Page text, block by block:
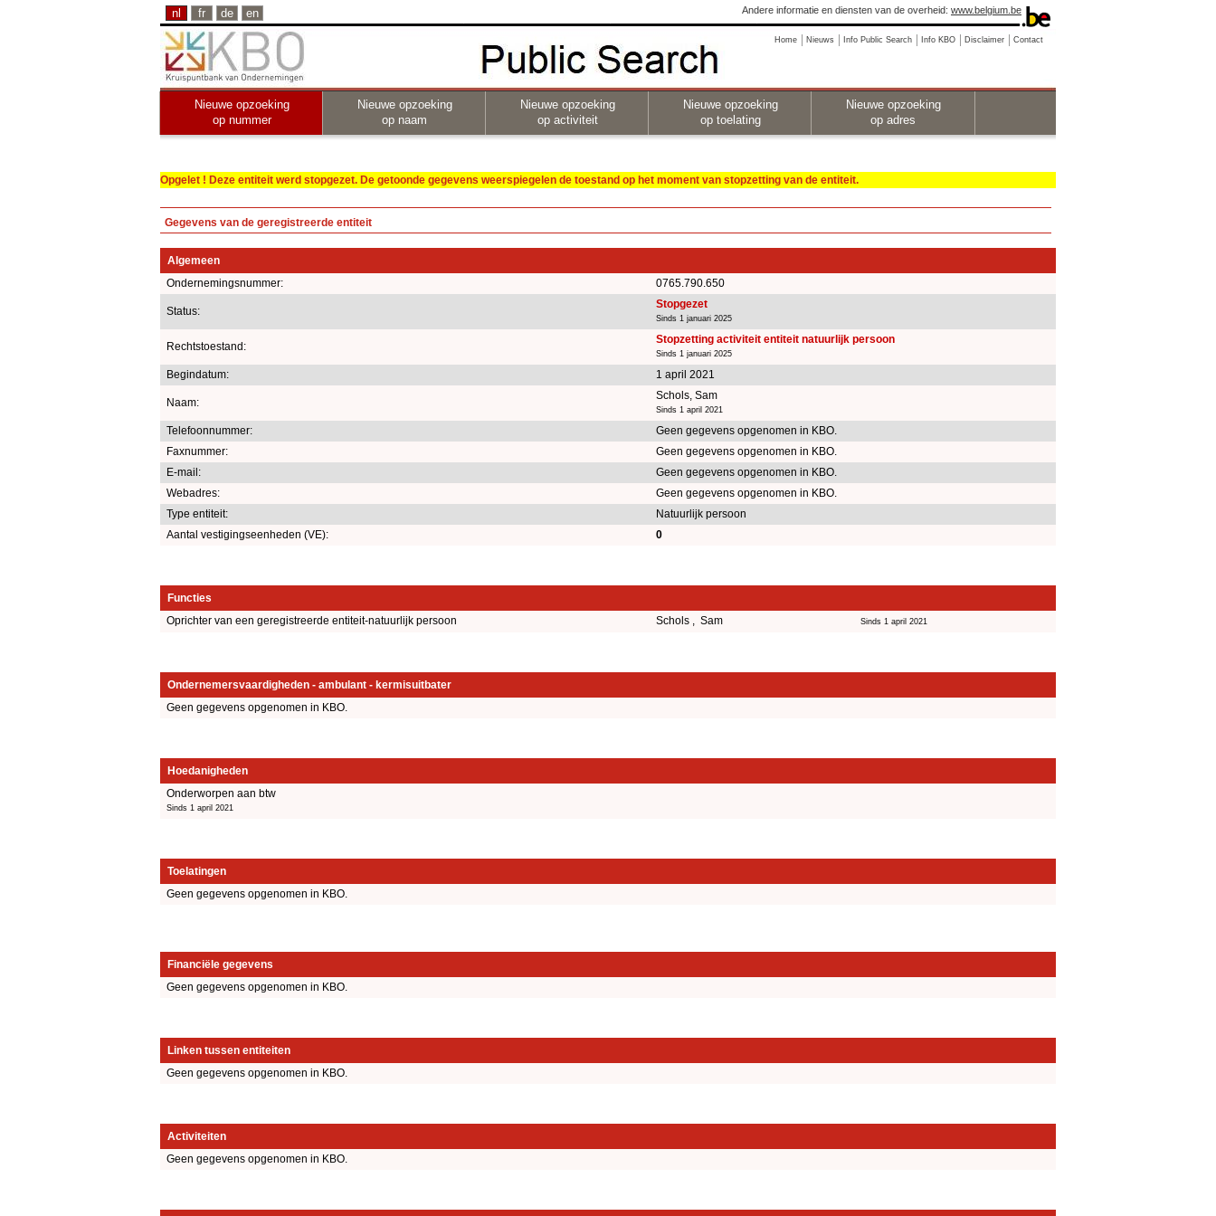
nl fr de en Andere informatie en diensten van de overheid: www.belgium.be
Home Nieuws Info Public Search Info KBO Disclaimer Contact
Nieuwe opzoeking
op nummer
Nieuwe opzoeking
op naam
Nieuwe opzoeking
op activiteit
Nieuwe opzoeking
op toelating
Nieuwe opzoeking
op adres
Opgelet ! Deze entiteit werd stopgezet. De getoonde gegevens weerspiegelen de toestand op het moment van stopzetting van de entiteit.
Gegevens van de geregistreerde entiteit
Algemeen
Ondernemingsnummer:
0765.790.650
Status:
Stopgezet
Sinds 1 januari 2025
Rechtstoestand:
Stopzetting activiteit entiteit natuurlijk persoon
Sinds 1 januari 2025
Begindatum: 1 april 2021
Naam:
Schols, Sam
Sinds 1 april 2021
Telefoonnummer:
Geen gegevens opgenomen in KBO.
Faxnummer:
Geen gegevens opgenomen in KBO.
E-mail:
Geen gegevens opgenomen in KBO.
Webadres:
Geen gegevens opgenomen in KBO.
Type entiteit:
Natuurlijk persoon
Aantal vestigingseenheden (VE):
0
Functies
Oprichter van een geregistreerde entiteit-natuurlijk persoon
Schols , Sam Sinds 1 april 2021
Ondernemersvaardigheden - ambulant - kermisuitbater
Geen gegevens opgenomen in KBO.
Hoedanigheden
Onderworpen aan btw
Sinds 1 april 2021
Toelatingen
Geen gegevens opgenomen in KBO.
Financiële gegevens
Geen gegevens opgenomen in KBO.
Linken tussen entiteiten
Geen gegevens opgenomen in KBO.
Activiteiten
Geen gegevens opgenomen in KBO.